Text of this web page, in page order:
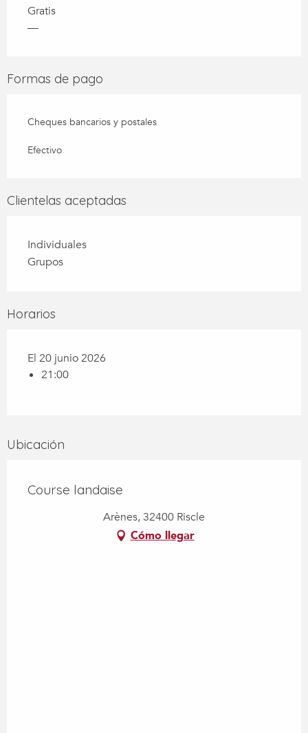
Gratis
—
Formas de pago
Cheques bancarios y postales
Efectivo
Clientelas aceptadas
Individuales
Grupos
Horarios
El 20 junio 2026
21:00
Ubicación
Course landaise
Arènes, 32400 Riscle
Cómo llegar